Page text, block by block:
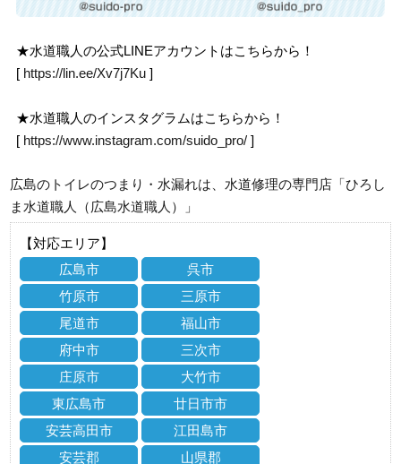
★水道職人の公式LINEアカウントはこちらから！
[ https://lin.ee/Xv7j7Ku ]
★水道職人のインスタグラムはこちらから！
[ https://www.instagram.com/suido_pro/ ]
広島のトイレのつまり・水漏れは、水道修理の専門店「ひろし
ま水道職人（広島水道職人）」
【対応エリア】
広島市
呉市
竹原市
三原市
尾道市
福山市
府中市
三次市
庄原市
大竹市
東広島市
廿日市市
安芸高田市
江田島市
安芸郡
山県郡